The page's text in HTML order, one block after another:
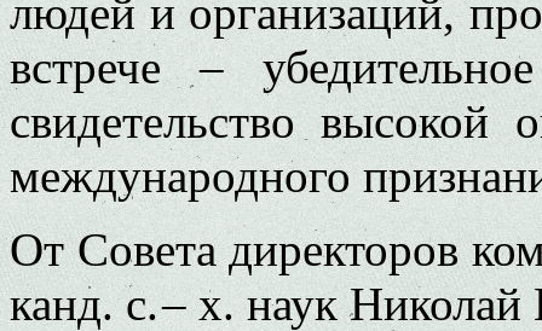
людей и организаций,
встрече –
свидетельство высокой
международного
От Совета директоров
канд. с. – х. наук